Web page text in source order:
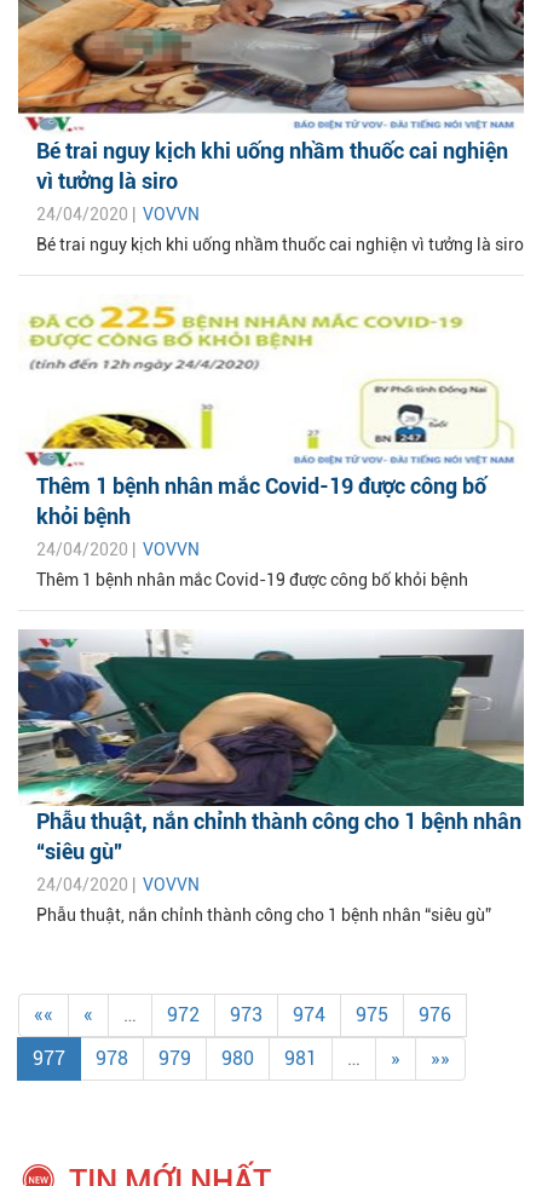
Bé trai nguy kịch khi uống nhầm thuốc cai nghiện
vì tưởng là siro
24/04/2020 | VOVVN
Bé trai nguy kịch khi uống nhầm thuốc cai nghiện vì tưởng là siro
Thêm 1 bệnh nhân mắc Covid-19 được công bố
khỏi bệnh
24/04/2020 | VOVVN
Thêm 1 bệnh nhân mắc Covid-19 được công bố khỏi bệnh
Phẫu thuật, nắn chỉnh thành công cho 1 bệnh nhân
“siêu gù”
24/04/2020 | VOVVN
Phẫu thuật, nắn chỉnh thành công cho 1 bệnh nhân “siêu gù”
«« « … 972 973 974 975
976
977
978 979 980 981 … » »»